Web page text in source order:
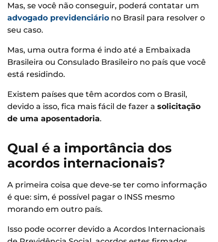
Mas, se você não conseguir, poderá contatar um
advogado previdenciário no Brasil para resolver o
seu caso.
Mas, uma outra forma é indo até a Embaixada
Brasileira ou Consulado Brasileiro no país que você
está residindo.
Existem países que têm acordos com o Brasil,
devido a isso, fica mais fácil de fazer a solicitação
de uma aposentadoria.
Qual é a importância dos
acordos internacionais?
A primeira coisa que deve-se ter como informação
é que: sim, é possível pagar o INSS mesmo
morando em outro país.
Isso pode ocorrer devido a Acordos Internacionais